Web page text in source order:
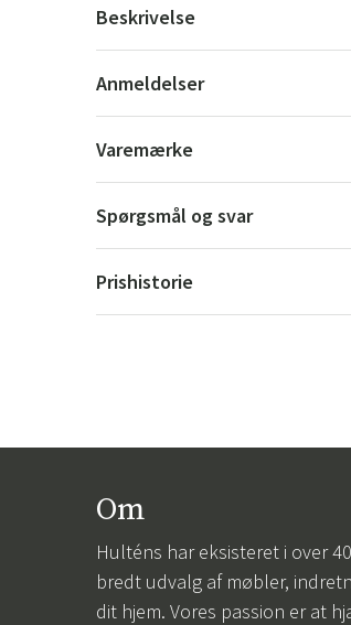
Beskrivelse
Anmeldelser
Varemærke
Spørgsmål og svar
Prishistorie
Om
Hulténs har eksisteret i over
bredt udvalg af møbler,
dit hjem. Vores passion er at